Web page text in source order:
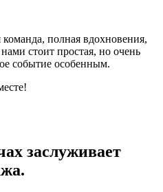
полная вдохновения,
стоит простая, но очень
событие особенным.
заслуживает